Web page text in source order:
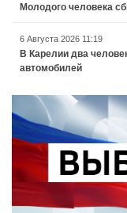
Молодого человека
6 Августа 2026 11:19
В Карелии два
автомобилей